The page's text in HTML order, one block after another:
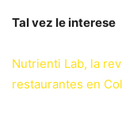
Tal vez le interese
Nutrienti Lab, la
restaurantes en